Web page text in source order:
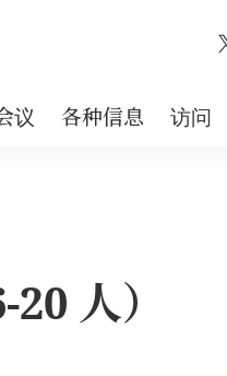
X
议 各种信息 访问
人）